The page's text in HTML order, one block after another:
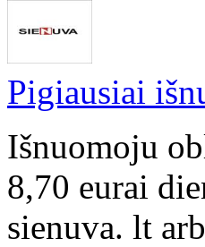
Pigiausiai
Išnuomoju
8,70 eurai
sienuva. lt